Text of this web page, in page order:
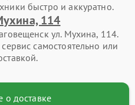
быстро и аккуратно.
114
ул. Мухина, 114.
самостоятельно или
о доставке